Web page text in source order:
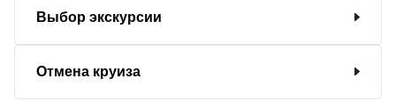
Выбор экскурсии
Отмена круиза